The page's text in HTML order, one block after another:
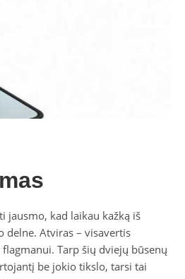
jausmo, kad laikau kažką iš
delne. Atviras – visavertis
Tarp šių dviejų būsenų
be jokio tikslo, tarsi tai